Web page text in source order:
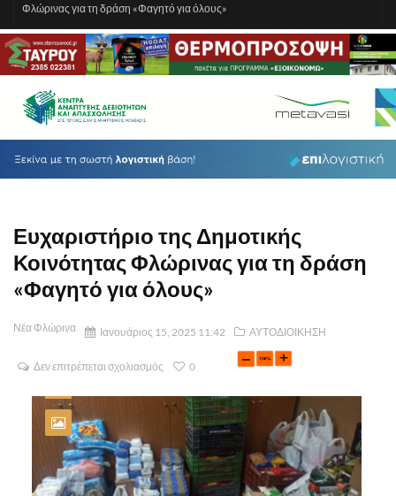
Φλώρινας για τη δράση «Φαγητό για όλους»
Ευχαριστήριο της Δημοτικής
Κοινότητας Φλώρινας για τη δράση
«Φαγητό για όλους»
Νέα Φλώρινα Ιανουάριος 15, 2025 11:42 ΑΥΤΟΔΙΟΙΚΗΣΗ
Δεν επιτρέπεται σχολιασμός 0